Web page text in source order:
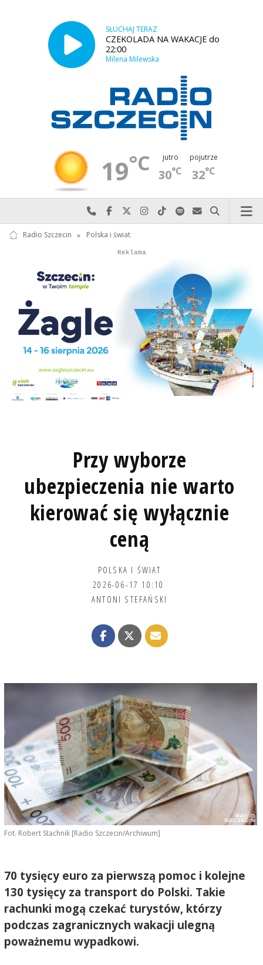
SŁUCHAJ TERAZ
CZEKOLADA NA WAKACJE do
22:00
Milena Milewska
19°C jutro
30°C
pojutrze
32°C
Najlepiej po prostu do nas zadzwoń
Odwiedź nas na Facebook-u
Odwiedź nas na X
Odwiedź nas na Instagram-ie
Odwiedź nas na TikTok-u
Szukaj nas na Spotify
Wyślij do nas
Szukaj
Radio Szczecin » Polska i świat
Autopromocja
Reklama
Przy wyborze
ubezpieczenia nie warto
kierować się wyłącznie
ceną
POLSKA I ŚWIAT
2026-06-17 10:10
ANTONI STEFAŃSKI
Fot. Robert Stachnik [Radio Szczecin/Archiwum]
70 tysięcy euro za pierwszą pomoc i kolejne
130 tysięcy za transport do Polski. Takie
rachunki mogą czekać turystów, którzy
podczas zagranicznych wakacji ulegną
poważnemu wypadkowi.